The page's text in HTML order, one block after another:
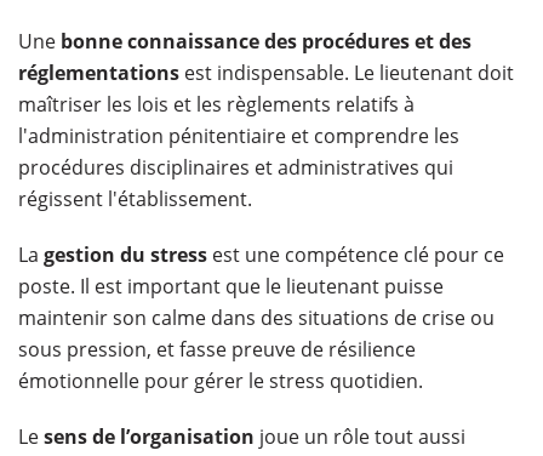
Une bonne connaissance des procédures et des
réglementations est indispensable. Le lieutenant doit
maîtriser les lois et les règlements relatifs à
l'administration pénitentiaire et comprendre les
procédures disciplinaires et administratives qui
régissent l'établissement.
La gestion du stress est une compétence clé pour ce
poste. Il est important que le lieutenant puisse
maintenir son calme dans des situations de crise ou
sous pression, et fasse preuve de résilience
émotionnelle pour gérer le stress quotidien.
Lesens de l’organisation joue un rôle tout aussi